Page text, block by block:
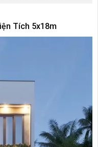
Tích 5x18m